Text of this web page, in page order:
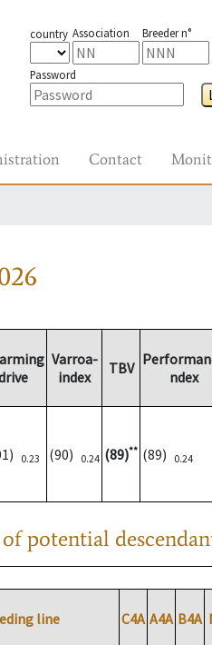
country Association Breeder n°
Password
Contact
Varroa-
index
TBV
ndex
0.23 (90) 0.24 (89)** (89) 0.24
potential
line C4A A4A B4A